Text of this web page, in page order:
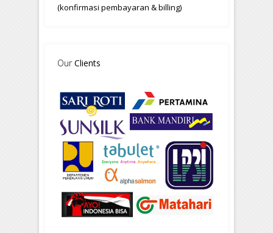
(konfirmasi pembayaran & billing)
OurClients